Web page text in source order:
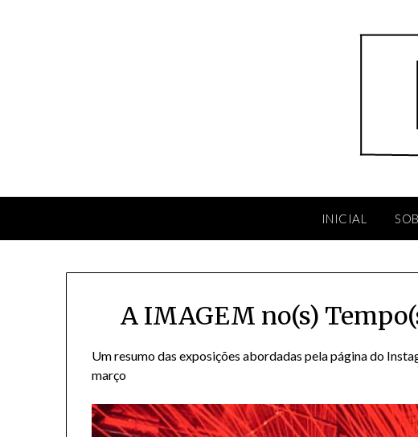
INICIAL
A IMAGEM no(s)
Um resumo das exposições abordadas pela página do
março